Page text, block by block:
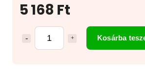
5 168 Ft
Kosárba